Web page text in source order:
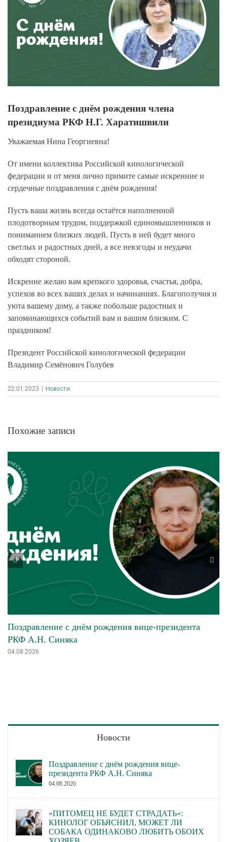
Поздравление с днём рождения члена
президиума РКФ Н.Г. Харатишвили
Уважаемая Нина Георгиевна!
От имени коллектива Российской кинологической
федерации и от меня лично примите самые искренние и
сердечные поздравления с днём рождения!
Пусть ваша жизнь всегда остаётся наполненной
плодотворным трудом, поддержкой единомышленников и
пониманием близких людей. Пусть в ней будет много
светлых и радостных дней, а все невзгоды и неудачи
обходят стороной.
Искренне желаю вам крепкого здоровья, счастья, добра,
успехов во всех ваших делах и начинаниях. Благополучия и
уюта вашему дому, а также побольше радостных и
запоминающихся событий вам и вашим близким. С
праздником!
Президент Российской кинологической федерации
Владимир Семёнович Голубев
22.01.2023 Новости
Похожие записи
Поздравление с днём рождения вице-президента
РКФ А.Н. Синяка
04.08.2026
Новости
Поздравление с днём рождения вице-
президента РКФ А.Н. Синяка
04.08.2026
«ПИТОМЕЦ НЕ БУДЕТ СТРАДАТЬ»:
КИНОЛОГ ОБЪЯСНИЛ, МОЖЕТ ЛИ
СОБАКА ОДИНАКОВО ЛЮБИТЬ ОБОИХ